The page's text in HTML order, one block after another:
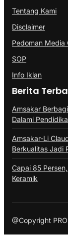
Tentang Kami
Disclaimer
Pedoman Media
SOP
Info Iklan
Berita
Amsakar
Dalami
Amsakar-Li
Berkualitas Jadi
Capai 85
Keramik
@Copyright